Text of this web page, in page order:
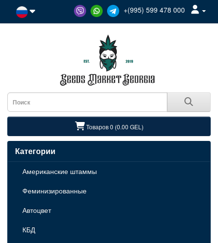
+(995) 599 478 000
Товаров 0 (0.00 GEL)
Категории
Американские штаммы
Феминизированные
Автоцвет
КБД